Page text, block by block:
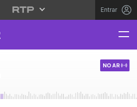
Entrar
NO AR